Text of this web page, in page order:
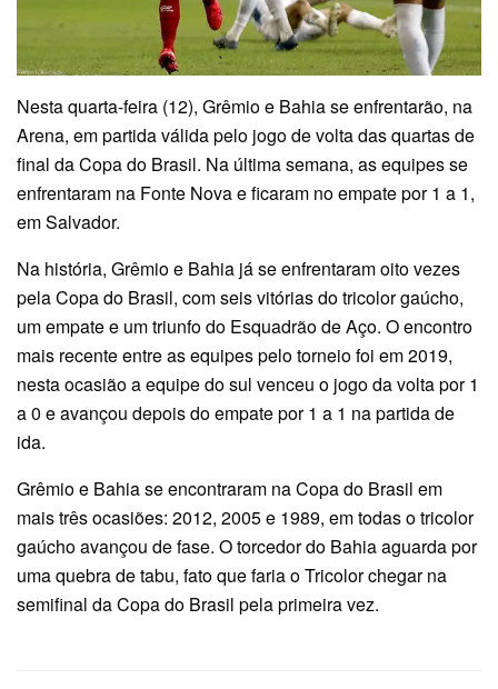
Nesta quarta-feira (12), Grêmio e Bahia se enfrentarão, na
Arena, em partida válida pelo jogo de volta das quartas de
final da Copa do Brasil. Na última semana, as equipes se
enfrentaram na Fonte Nova e ficaram no empate por 1 a 1,
em Salvador.
Na história, Grêmio e Bahia já se enfrentaram oito vezes
pela Copa do Brasil, com seis vitórias do tricolor gaúcho,
um empate e um triunfo do Esquadrão de Aço. O encontro
mais recente entre as equipes pelo torneio foi em 2019,
nesta ocasião a equipe do sul venceu o jogo da volta por 1
a 0 e avançou depois do empate por 1 a 1 na partida de
ida.
Grêmio e Bahia se encontraram na Copa do Brasil em
mais três ocasiões: 2012, 2005 e 1989, em todas o tricolor
gaúcho avançou de fase. O torcedor do Bahia aguarda por
uma quebra de tabu, fato que faria o Tricolor chegar na
semifinal da Copa do Brasil pela primeira vez.